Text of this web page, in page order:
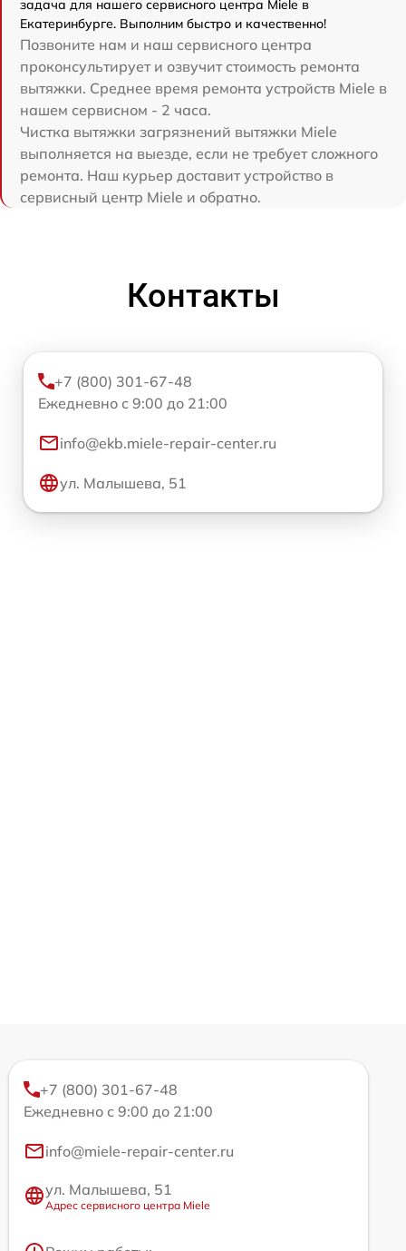
задача для нашего сервисного центра Miele в
Екатеринбурге. Выполним быстро и качественно!
Позвоните нам и наш сервисного центра
проконсультирует и озвучит стоимость ремонта
вытяжки. Среднее время ремонта устройств Miele в
нашем сервисном - 2 часа.
Чистка вытяжки загрязнений вытяжки Miele
выполняется на выезде, если не требует сложного
ремонта. Наш курьер доставит устройство в
сервисный центр Miele и обратно.
Контакты
+7 (800) 301-67-48
Ежедневно с 9:00 до 21:00
info@ekb.miele-repair-center.ru
ул. Малышева, 51
+7 (800) 301-67-48
Ежедневно с 9:00 до 21:00
info@miele-repair-center.ru
ул. Малышева, 51
Адрес сервисного центра Miele